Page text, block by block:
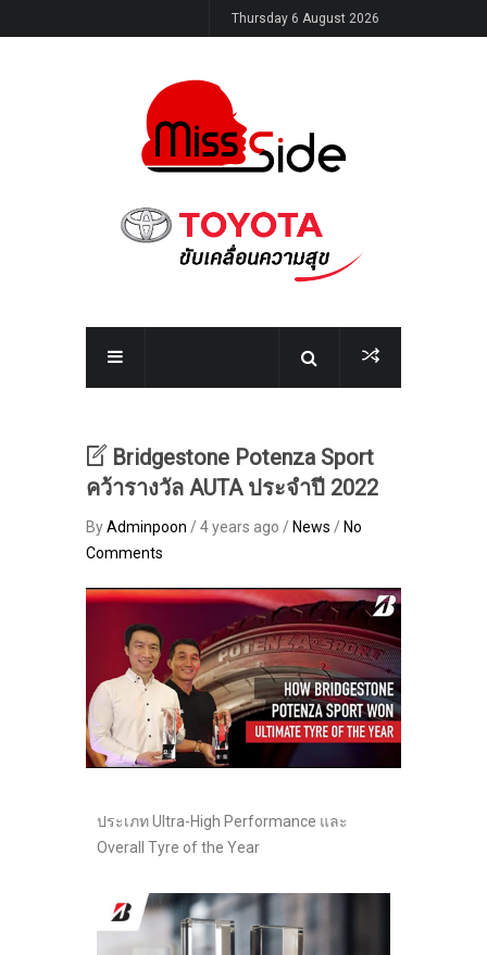
Thursday 6 August 2026
Bridgestone Potenza Sport
คว้ารางวัล AUTA ประจำปี 2022
ByAdminpoon / 4 years ago / News / No
Comments
ประเภท Ultra-High Performance และ
Overall Tyre of the Year